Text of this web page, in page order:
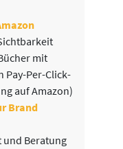
mit
Pay-Per-Click-
auf Amazon)
Brand
Beratung